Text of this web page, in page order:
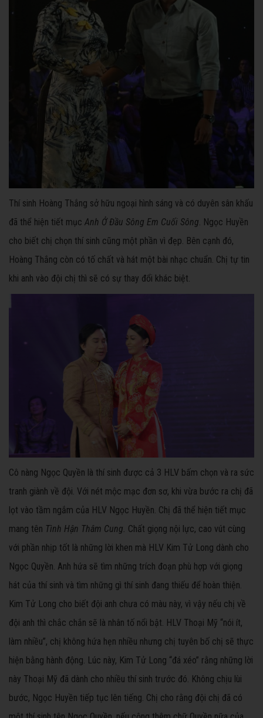
Thí sinh Hoàng Thắng sở hữu ngoại hình sáng và có duyên sân khấu
đã thể hiện tiết mục Anh Ở Đầu Sông Em Cuối Sông. Ngọc Huyền
cho biết chị chọn thí sinh cũng một phần vì đẹp. Bên cạnh đó,
Hoàng Thắng còn có tố chất và hát một bài nhạc chuẩn. Chị tự tin
khi anh vào đội chị thì sẽ có sự thay đổi khác biệt.
Cô nàng Ngọc Quyền là thí sinh được cả 3 HLV bấm chọn và ra sức
tranh giành về đội. Với nét mộc mạc đơn sơ, khi vừa bước ra chị đã
lọt vào tầm ngắm của HLV Ngọc Huyền. Chị đã thể hiện tiết mục
mang tên Tình Hận Thâm Cung. Chất giọng nội lực, cao vút cùng
với phần nhịp tốt là những lời khen mà HLV Kim Tử Long dành cho
Ngọc Quyền. Anh hứa sẽ tìm những trích đoạn phù hợp với giọng
hát của thí sinh và tìm những gì thí sinh đang thiếu để hoàn thiện.
Kim Tử Long cho biết đội anh chưa có màu này, vì vậy nếu chị về
đội anh thì chắc chắn sẽ là nhân tố nổi bật. HLV Thoại Mỹ “nói ít,
làm nhiều”, chị không hứa hẹn nhiều nhưng chị tuyên bố chị sẽ thực
hiện bằng hành động. Lúc này, Kim Tử Long “đá xéo” rằng những lời
này Thoại Mỹ đã dành cho nhiều thí sinh trước đó. Không chịu lùi
bước, Ngọc Huyền tiếp tục lên tiếng. Chị cho rằng đội chị đã có